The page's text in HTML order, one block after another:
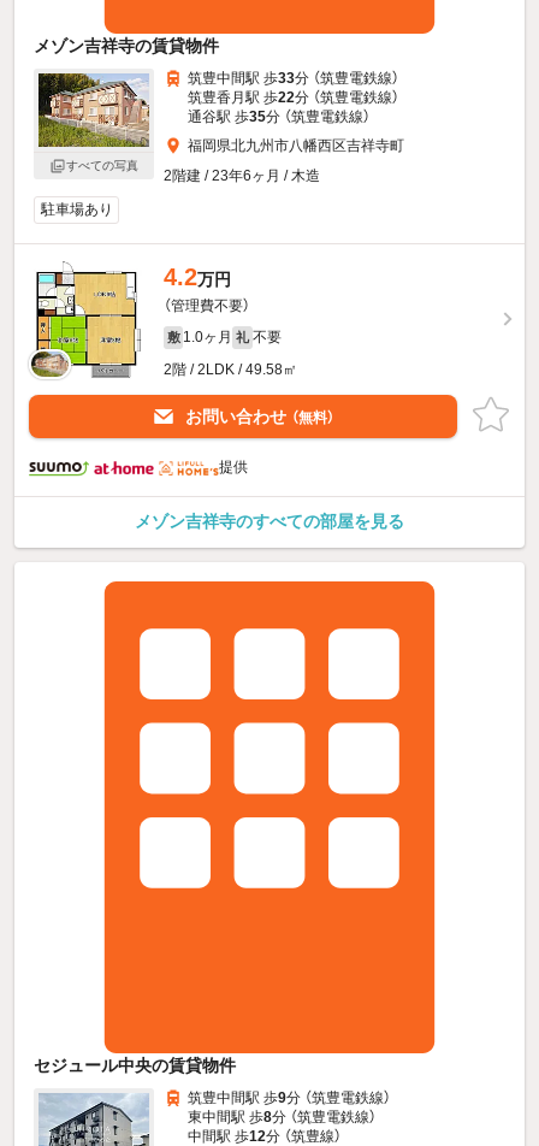
メゾン吉祥寺の賃貸物件
すべての写真
筑豊中間駅 歩33分 （筑豊電鉄線）
筑豊香月駅 歩22分 （筑豊電鉄線）
通谷駅 歩35分 （筑豊電鉄線）
福岡県北九州市八幡西区吉祥寺町
2階建 / 23年6ヶ月 / 木造
駐車場あり
4.2万円
（管理費不要）
敷 1.0ヶ月 礼 不要
2階 / 2LDK / 49.58㎡
お問い合わせ （無料）
提供
メゾン吉祥寺のすべての部屋を見る
セジュール中央の賃貸物件
筑豊中間駅 歩9分 （筑豊電鉄線）
東中間駅 歩8分 （筑豊電鉄線）
中間駅 歩12分 （筑豊線）